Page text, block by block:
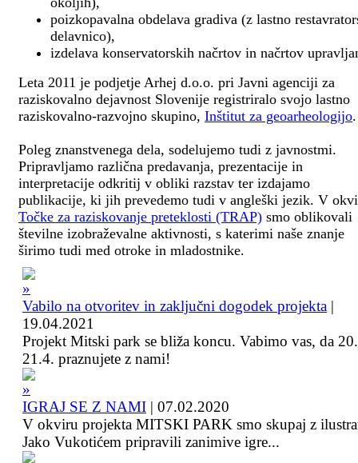
poizkopavalna obdelava gradiva (z lastno
delavnico),
izdelava konservatorskih načrtov in načrtov
Leta 2011 je podjetje Arhej d.o.o. pri Javni agenciji za
raziskovalno dejavnost Slovenije registriralo svojo lastno
raziskovalno-razvojno skupino, Inštitut za geoarheologijo.
Poleg znanstvenega dela, sodelujemo tudi z javnostmi.
Pripravljamo različna predavanja, prezentacije in
interpretacije odkritij v obliki razstav ter izdajamo
publikacije, ki jih prevedemo tudi v angleški jezik. V
Točke za raziskovanje preteklosti (TRAP) smo oblikovali
številne izobraževalne aktivnosti, s katerimi naše znanje
širimo tudi med otroke in mladostnike.
Vabilo na otvoritev in zaključni dogodek projekta |
19.04.2021
Projekt Mitski park se bliža koncu. Vabimo vas, da
21.4. praznujete z nami!
IGRAJ SE Z NAMI | 07.02.2020
V okviru projekta MITSKI PARK smo skupaj z
Jako Vukotićem pripravili zanimive igre...